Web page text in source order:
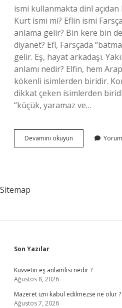
ismi kullanmakta dinî
Kürt ismi mi? Eflin ismi
anlama gelir? Bin kere bin
diyanet? Efl, Farsçada
gelir. Eş, hayat arkadaşı.
anlamı nedir? Elfin, hem
kökenli isimlerden biridir.
dikkat çeken isimlerden
“küçük, yaramaz ve…
Devamını okuyun
Ismi
Sitemap
Sidebar
Son Yazılar
Kuvvetin eş anlamlısı nedir ?
Ağustos 8, 2026
Mazeret izni kabul edilmezse ne olur ?
Ağustos 7, 2026